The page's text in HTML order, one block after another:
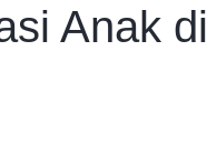
Anak di